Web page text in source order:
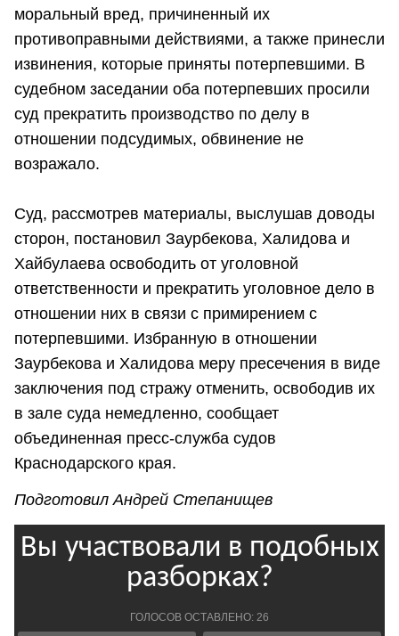
моральный вред, причиненный их
противоправными действиями, а также принесли
извинения, которые приняты потерпевшими. В
судебном заседании оба потерпевших просили
суд прекратить производство по делу в
отношении подсудимых, обвинение не
возражало.
Суд, рассмотрев материалы, выслушав доводы
сторон, постановил Заурбекова, Халидова и
Хайбулаева освободить от уголовной
ответственности и прекратить уголовное дело в
отношении них в связи с примирением с
потерпевшими. Избранную в отношении
Заурбекова и Халидова меру пресечения в виде
заключения под стражу отменить, освободив их
в зале суда немедленно, сообщает
объединенная пресс-служба судов
Краснодарского края.
Подготовил Андрей Степанищев